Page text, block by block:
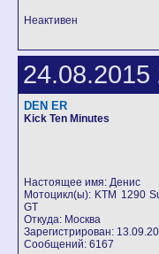
Неактивен
24.08.2015
DEN ER
Kick Ten Minutes
Настоящее имя: Денис
Мотоцикл(ы): KTM 1290
GT
Откуда: Москва
Зарегистрирован:
Сообщений: 6167